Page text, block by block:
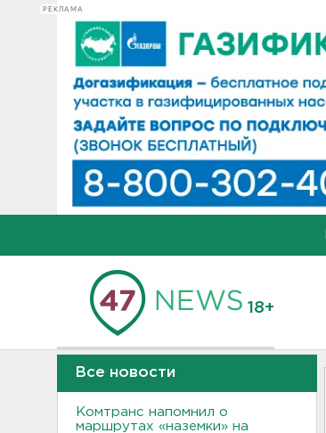
РЕКЛАМА
18+
Все новости
Комтранс напомнил о
маршрутах «наземки» на